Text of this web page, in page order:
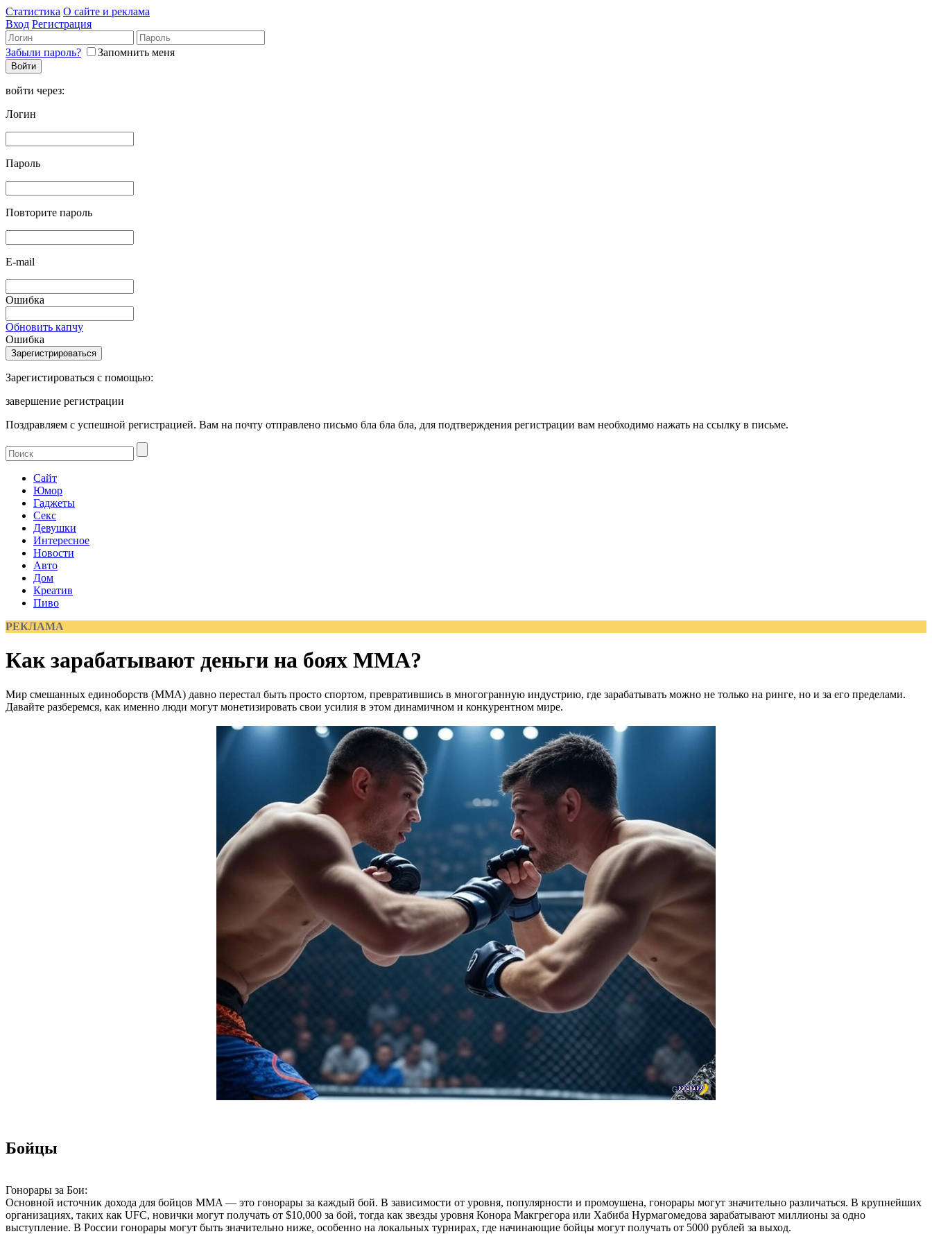
Статистика О сайте и реклама
Вход Регистрация
Забыли пароль? Запомнить меня
войти через:
Логин
Пароль
Повторите пароль
E-mail
Ошибка
Обновить капчу
Ошибка
Зарегистироваться с помощью:
завершение регистрации
Поздравляем с успешной регистрацией. Вам на почту отправлено письмо бла бла бла, для подтверждения регистрации вам необходимо нажать на ссылку в письме.
Сайт
Юмор
Гаджеты
Секс
Девушки
Интересное
Новости
Авто
Дом
Креатив
Пиво
РЕКЛАМА
Как зарабатывают деньги на боях MMA?
Мир смешанных единоборств (MMA) давно перестал быть просто спортом, превратившись в многогранную индустрию, где зарабатывать можно не только на ринге, но и за его пределами.
Давайте разберемся, как именно люди могут монетизировать свои усилия в этом динамичном и конкурентном мире.
Бойцы
Гонорары за Бои:
Основной источник дохода для бойцов MMA — это гонорары за каждый бой. В зависимости от уровня, популярности и промоушена, гонорары могут значительно различаться. В крупнейших
организациях, таких как UFC, новички могут получать от $10,000 за бой, тогда как звезды уровня Конора Макгрегора или Хабиба Нурмагомедова зарабатывают миллионы за одно
выступление. В России гонорары могут быть значительно ниже, особенно на локальных турнирах, где начинающие бойцы могут получать от 5000 рублей за выход.